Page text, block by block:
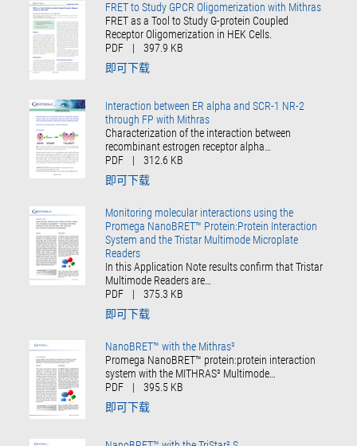
FRET to Study GPCR Oligomerization with Mithras
FRET as a Tool to Study G-protein Coupled
Receptor Oligomerization in HEK Cells.
PDF
|
397.9 KB
即可下载
Interaction between ER alpha and SCR-1 NR-2
through FP with Mithras
Characterization of the interaction between
recombinant estrogen receptor alpha…
PDF
|
312.6 KB
即可下载
Monitoring molecular interactions using the
Promega NanoBRET™ Protein:Protein Interaction
System and the Tristar Multimode Microplate
Readers
In this Application Note results confirm that Tristar
Multimode Readers are…
PDF
|
375.3 KB
即可下载
NanoBRET™ with the Mithras²
Promega NanoBRET™ protein:protein interaction
system with the MITHRAS² Multimode…
PDF
|
395.5 KB
即可下载